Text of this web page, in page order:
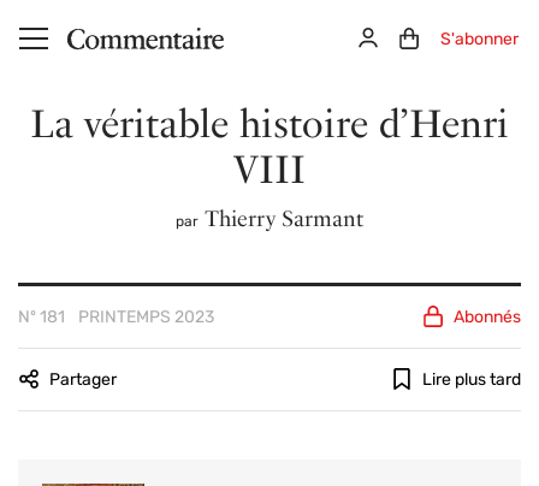
Aller au contenu principal ConnexionPanier (0)
S'abonner
La véritable histoire d’Henri
VIII
par Thierry Sarmant
Nº 181 PRINTEMPS 2023 Abonnés
Partager Lire plus tard